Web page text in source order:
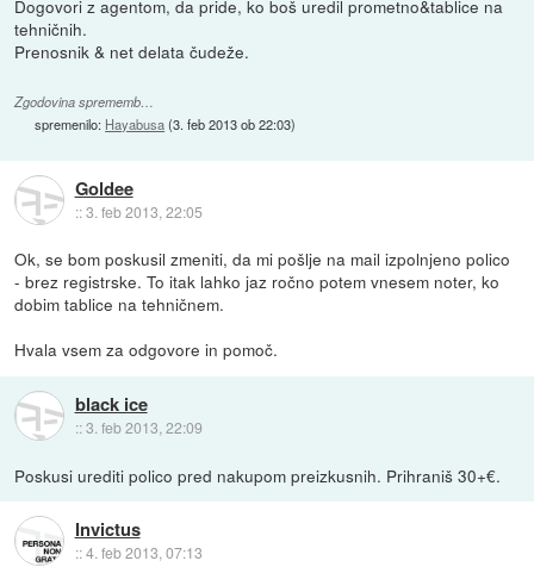
Dogovori z agentom, da pride, ko boš uredil prometno&tablice na
tehničnih.
Prenosnik & net delata čudeže.
Zgodovina sprememb…
spremenilo: Hayabusa(3. feb 2013 ob 22:03)
Goldee
::3. feb 2013, 22:05
Ok, se bom poskusil zmeniti, da mi pošlje na mail izpolnjeno polico
- brez registrske. To itak lahko jaz ročno potem vnesem noter, ko
dobim tablice na tehničnem.
Hvala vsem za odgovore in pomoč.
black ice
::3. feb 2013, 22:09
Poskusi urediti polico pred nakupom preizkusnih. Prihraniš 30+€.
Invictus
::4. feb 2013, 07:13